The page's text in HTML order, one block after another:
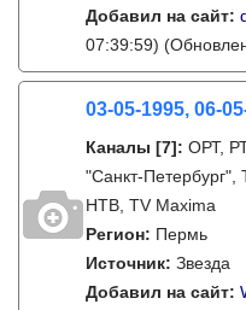
Добавил на сайт:
07:39:59)
03-05-1995, 06-
Каналы [7]: ОРТ,
"Санкт-
НТВ, TV Maxima
Регион: Пермь
Источник: Звезда
Добавил на сайт: